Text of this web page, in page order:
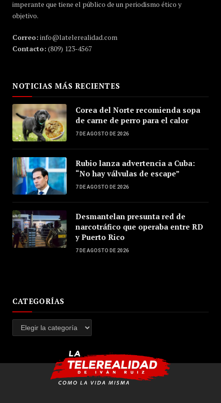
imperante que tiene el público de un periodismo ético y
objetivo.
Correo: info@latelerealidad.com
Contacto: (809) 123-4567
NOTICIAS MÁS RECIENTES
Corea del Norte recomienda sopa
de carne de perro para el calor
7 DE AGOSTO DE 2026
Rubio lanza advertencia a Cuba:
“No hay válvulas de escape”
7 DE AGOSTO DE 2026
Desmantelan presunta red de
narcotráfico que operaba entre RD
y Puerto Rico
7 DE AGOSTO DE 2026
CATEGORÍAS
Categorías